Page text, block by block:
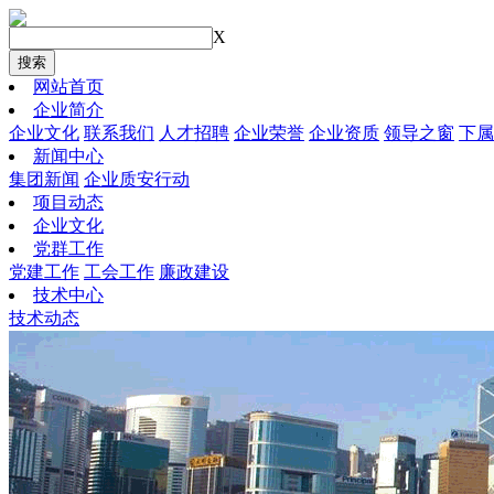
X
搜索
网站首页
企业简介
企业文化 联系我们 人才招聘 企业荣誉 企业资质 领导之窗 下
新闻中心
集团新闻 企业质安行动
项目动态
企业文化
党群工作
党建工作 工会工作 廉政建设
技术中心
技术动态